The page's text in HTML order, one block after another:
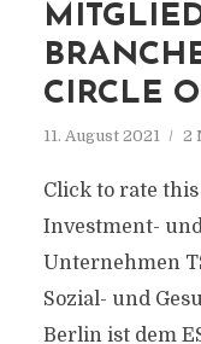
CIRCLE
11. August 2021 2
Click to rate this
Investment-
Unternehmen
Sozial- und
Berlin ist dem